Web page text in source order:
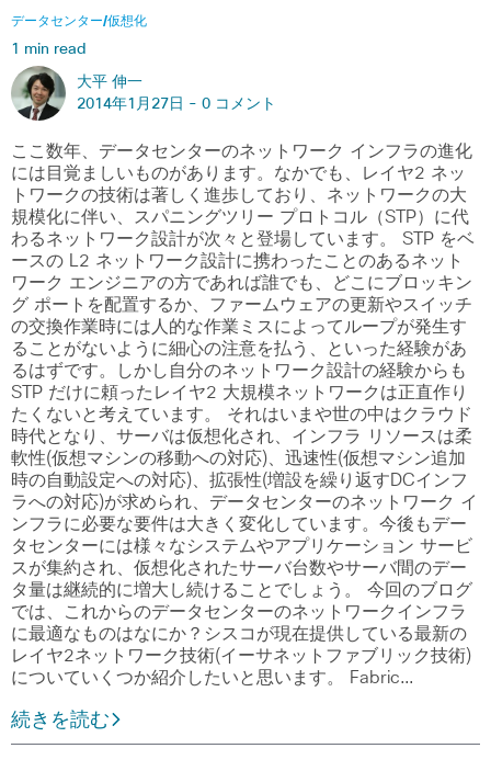
データセンター/仮想化
1 min read
大平 伸一
2014年1月27日 - 0 コメント
ここ数年、データセンターのネットワーク インフラの進化
には目覚ましいものがあります。なかでも、レイヤ2 ネッ
トワークの技術は著しく進歩しており、ネットワークの大
規模化に伴い、スパニングツリー プロトコル（STP）に代
わるネットワーク設計が次々と登場しています。 STP をベ
ースの L2 ネットワーク設計に携わったことのあるネット
ワーク エンジニアの方であれば誰でも、どこにブロッキン
グ ポートを配置するか、ファームウェアの更新やスイッチ
の交換作業時には人的な作業ミスによってループが発生す
ることがないように細心の注意を払う、といった経験があ
るはずです。しかし自分のネットワーク設計の経験からも
STP だけに頼ったレイヤ2 大規模ネットワークは正直作り
たくないと考えています。 それはいまや世の中はクラウド
時代となり、サーバは仮想化され、インフラ リソースは柔
軟性(仮想マシンの移動への対応)、迅速性(仮想マシン追加
時の自動設定への対応)、拡張性(増設を繰り返すDCインフ
ラへの対応)が求められ、データセンターのネットワーク イ
ンフラに必要な要件は大きく変化しています。今後もデー
タセンターには様々なシステムやアプリケーション サービ
スが集約され、仮想化されたサーバ台数やサーバ間のデー
タ量は継続的に増大し続けることでしょう。 今回のブログ
では、これからのデータセンターのネットワークインフラ
に最適なものはなにか？シスコが現在提供している最新の
レイヤ2ネットワーク技術(イーサネットファブリック技術)
についていくつか紹介したいと思います。 Fabric…
続きを読む